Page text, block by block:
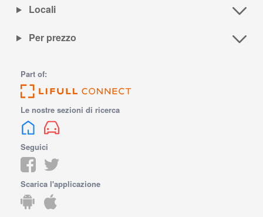
Locali
Per prezzo
Part of:
Le nostre sezioni di ricerca
Seguici
Scarica l'applicazione